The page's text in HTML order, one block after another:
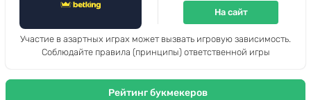
На сайт
Участие в азартных играх может вызвать игровую зависимость.
Соблюдайте правила (принципы) ответственной игры
Рейтинг букмекеров